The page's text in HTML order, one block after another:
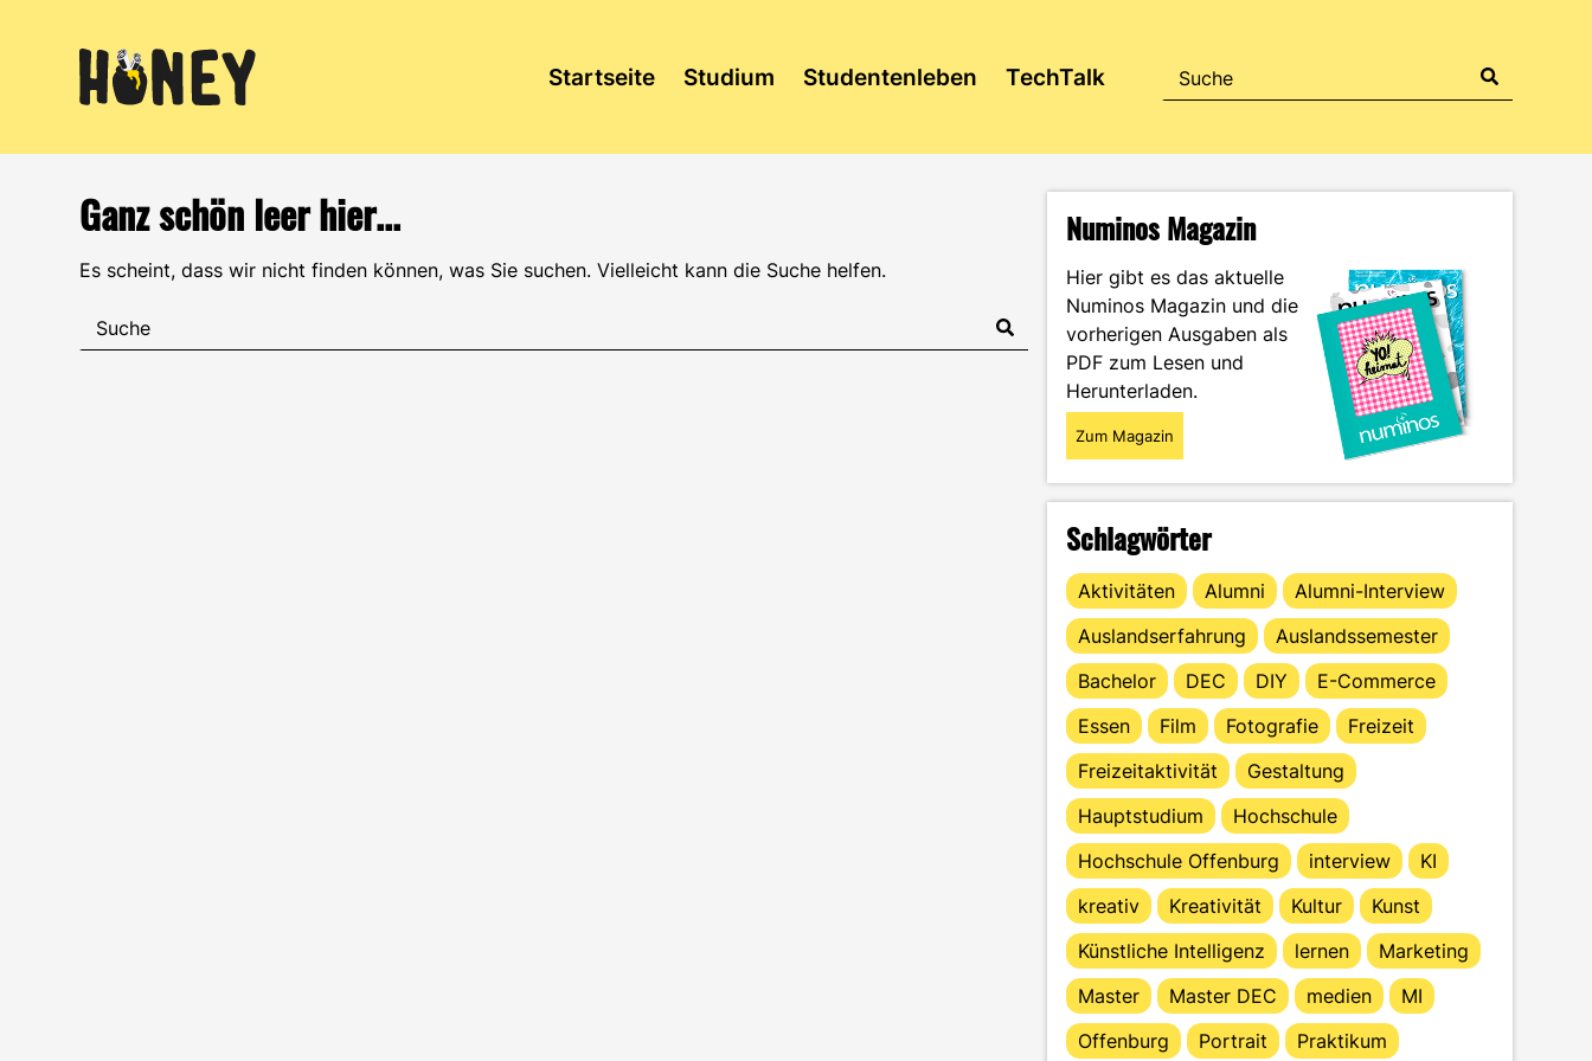
Startseite Studium Studentenleben TechTalk
Ganz schön leer hier...
Es scheint, dass wir nicht finden können, was Sie suchen. Vielleicht kann die Suche helfen.
Numinos Magazin
Hier gibt es das aktuelle
Numinos Magazin und die
vorherigen Ausgaben als
PDF zum Lesen und
Herunterladen.
Zum Magazin
Schlagwörter
Aktivitäten Alumni
Alumni-Interview
Auslandserfahrung
Auslandssemester
Bachelor
DEC DIY
E-Commerce
Essen
Film Fotografie
Freizeit
Freizeitaktivität
Gestaltung
Hauptstudium
Hochschule
Hochschule Offenburg
interview
KI
kreativ
Kreativität Kultur
Kunst
Künstliche Intelligenz
lernen
Marketing
Master
Master DEC medien
MI
Offenburg
Portrait
Praktikum